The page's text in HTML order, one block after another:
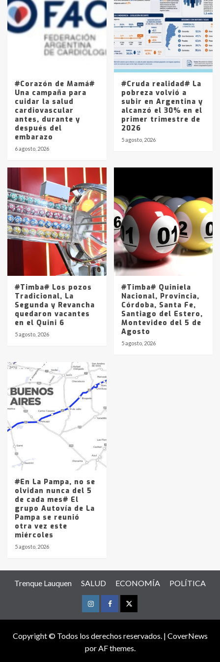
4
joven de Trenque Lauquen
Los precios de los combustibles en
La Pampa, desde YPF hasta Axion
entre 857 a 1338 pesos
#Corazón de Mamá#
Una campaña para
cuidar la salud
cardiovascular
antes, durante y
después del
embarazo
6 agosto, 2026
#Cruda realidad# La
pobreza volvió a
subir en Argentina y
alcanzó el 30% en el
primer trimestre de
2026
5 agosto, 2026
#Timba# Los pozos
Tradicional, La
Segunda y Revancha
quedaron vacantes
en el Quini 6
5 agosto, 2026
#Timba# Quiniela
Nacional, Provincia,
Córdoba, Santa Fe,
Santiago del Estero,
Montevideo del 5 de
Agosto
5 agosto, 2026
#En La Pampa, no se
olvidan nunca del 5
de cada mes# El
grupo Autovía de La
Pampa se reunió
otra vez este
miércoles
5 agosto, 2026
Trenque Lauquen SALUD ECONOMÍA POLÍTICA
InstagramFacebookTwitter
Copyright © Todos los derechos reservados. | CoverNews
por AF themes.